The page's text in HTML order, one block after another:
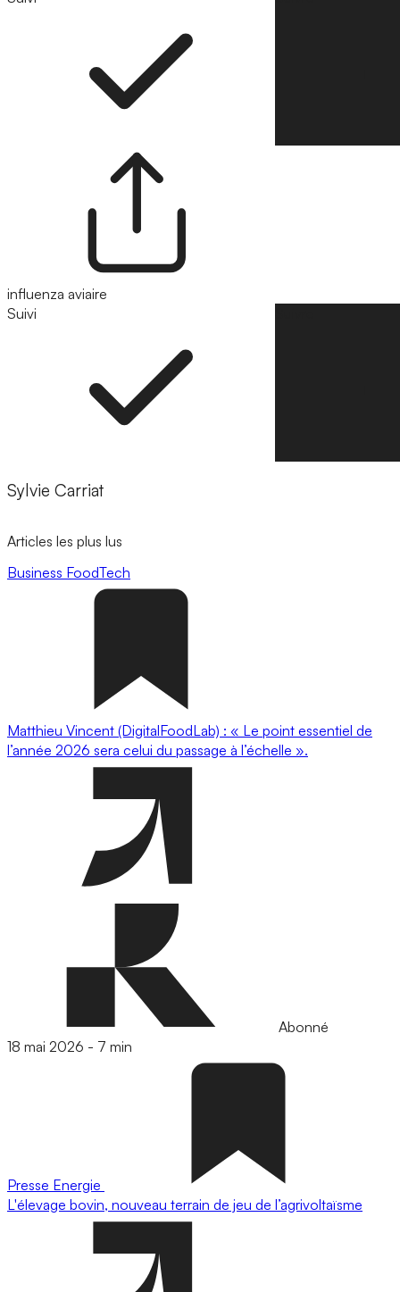
influenza aviaire
Suivi
Sylvie Carriat
Articles les plus lus
Business FoodTech
Matthieu Vincent (DigitalFoodLab) : « Le point essentiel de
l’année 2026 sera celui du passage à l’échelle ».
Abonné
18 mai 2026 - 7 min
Presse Energie
L'élevage bovin, nouveau terrain de jeu de l’agrivoltaïsme